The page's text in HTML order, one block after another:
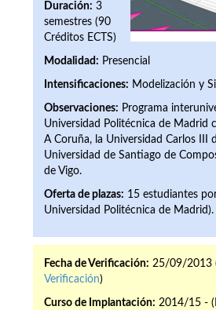
Duración: 3
semestres (90
Créditos ECTS)
Modalidad: Presencial
Intensificaciones: Modelización y
Observaciones: Programa
Universidad Politécnica de Madrid
A Coruña, la Universidad Carlos III
Universidad de Santiago de
de Vigo.
Oferta de plazas: 15 estudiantes
Universidad Politécnica de Madrid).
Fecha de Verificación: 25/09/2013
Verificación)
Curso de Implantación: 2014/15 -